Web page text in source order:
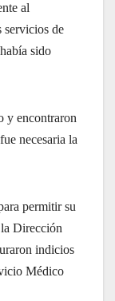
al
servicios de
sido
y encontraron
necesaria la
permitir su
Dirección
indicios
Médico